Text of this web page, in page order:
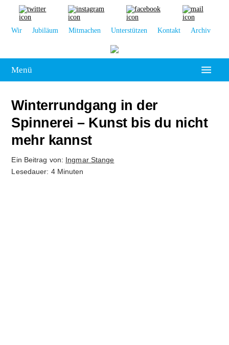
Wir Jubiläum Mitmachen Unterstützen Kontakt Archiv
Menü
Leipzig
Kolumne
Reportage
Winterrundgang in der
Spinnerei – Kunst bis du nicht
mehr kannst
Ein Beitrag von: Ingmar Stange
Lesedauer: 4 Minuten